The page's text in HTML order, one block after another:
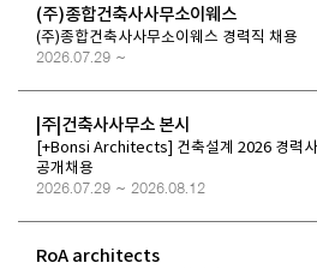
(주)종합건축사사무소이웨스
(주)종합건축사사무소이웨스 경력직 채용
2026.07.29 ~
|주|건축사사무소 본시
[+Bonsi Architects] 건축설계 2026 경력
공개채용
2026.07.29 ~ 2026.08.12
RoA architects